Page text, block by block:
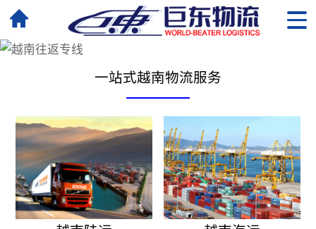
一站式越南物流服务